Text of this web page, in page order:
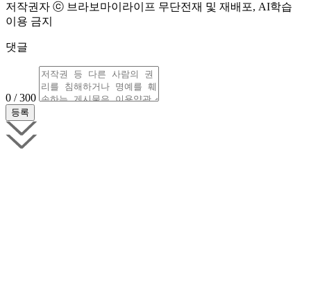
저작권자 ⓒ 브라보마이라이프 무단전재 및 재배포, AI학습
이용 금지
댓글
0 / 300